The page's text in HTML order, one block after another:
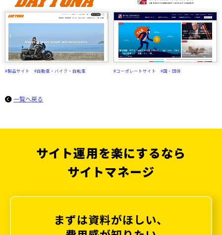
#製品サイト #自動車・バイク・自転車 #コーポレートサイト #国・団体
一覧へ戻る
サイト運用を楽にするなら
サイトマネージ
まずは資料がほしい、